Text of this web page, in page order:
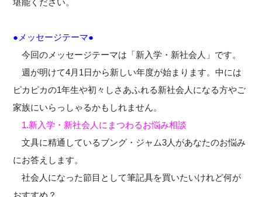
●メッセージテーマ●
今回のメッセージテーマは「新入学・新社会人」です。
週が明けて4月1日から新しい年度が始まります。中には
ピカピカの1年生や初々しさあふれる新社会人になる方やご
家族にいらっしゃるかもしれません。
1.新入学・新社会人にまつわるお悩み相談
文具に精通しているブング・ジャム3人があなたのお悩み
にお答えします。
社会人になった節目として筆記具を買いたいけれど何が
おすすめ？